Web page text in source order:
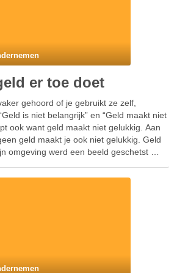
er toe doet
gehoord of je gebruikt ze zelf,
is niet belangrijk” en “Geld maakt niet
ook want geld maakt niet gelukkig. Aan
geld maakt je ook niet gelukkig. Geld
omgeving werd een beeld geschetst …